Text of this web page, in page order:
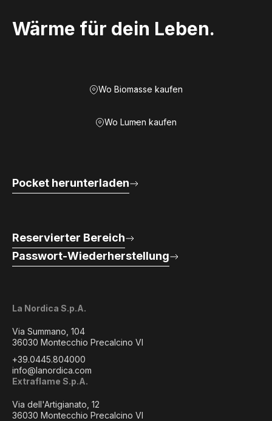
Wärme für dein Leben.
Wo Biomasse kaufen
Wo Lumen kaufen
La Nordica S.p.A.
Via Summano, 104
36030 Montecchio Precalcino VI
+39.0445.804000
info@lanordica.com
Extraflame S.p.A.
Via dell'Artigianato, 12
36030 Montecchio Precalcino VI
Pocket herunterladen
Reservierter Bereich
Passwort-Wiederherstellung